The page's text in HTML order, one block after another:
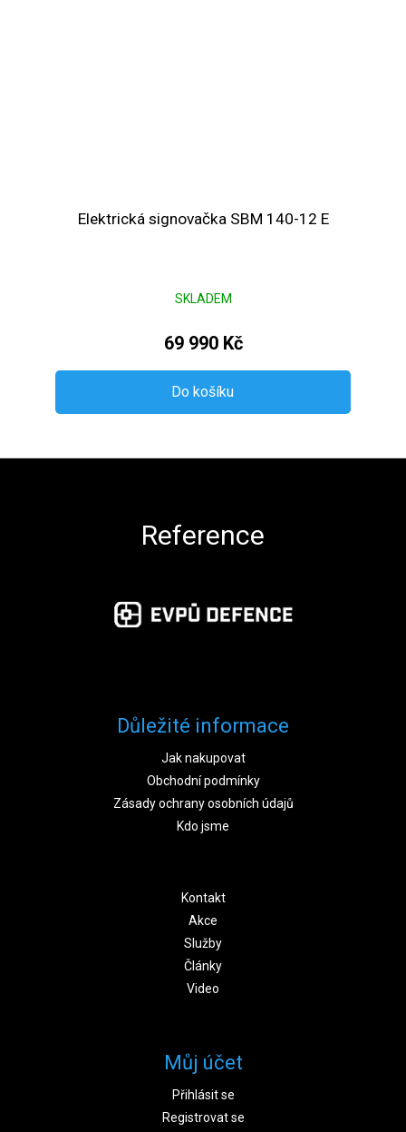
Elektrická signovačka SBM 140-12 E
SKLADEM
69 990 Kč
Do košíku
Reference
Důležité informace
Jak nakupovat
Obchodní podmínky
Zásady ochrany osobních údajů
Kdo jsme
Kontakt
Akce
Služby
Články
Video
Můj účet
Přihlásit se
Registrovat se